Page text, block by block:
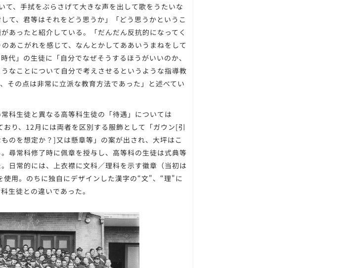
、手拭をぶらさげて大きな声を出して歌をうたいな
て、君等はそれをどう思うか」「どう思うかというこ
あったと紹介している。「だんだん反抗的になってく
あこがれを感じて、なんとかしてああいうまねをして
代」の生徒に「自分でなぜそうするほうがいいのか、
なことについて自分で考えさせるというような指導教
その点は非常に立派な教育方法であった」と述べてい
科生徒と異なる高等科生徒の「待遇」については
り、12月には両者を区別する服飾として「ガウン[引
のを想定か？]又は懸章等」の案が出され、大坪はこ
尋常科修了時に佩章を授与し、高等科の生徒は式典等
日常的には、上衣襟に文科／理科を示す徽章（当初は
用。のちに独自にデザインした漢字の“文"、“理"に
生徒との違いであった。